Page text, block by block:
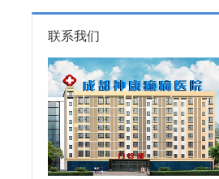
联系我们